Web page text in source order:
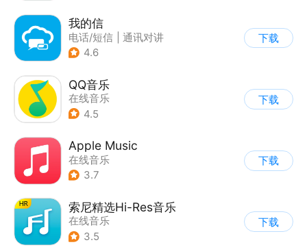
我的信
电话/短信
通讯对讲
4.6
下载
QQ音乐
在线音乐
4.5
下载
Apple Music
在线音乐
3.7
下载
索尼精选Hi-Res音乐
在线音乐
3.5
下载